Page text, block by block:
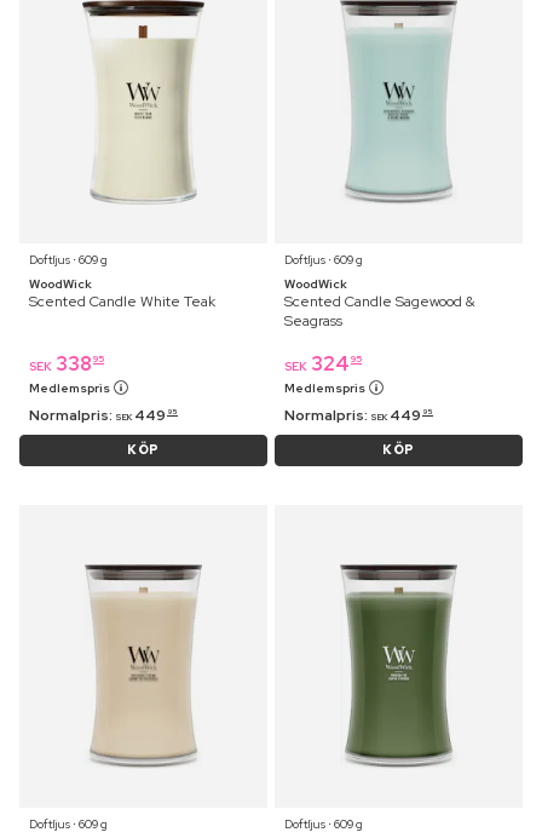
Doftljus ⋅ 609 g
WoodWick
Scented Candle White Teak
SEK 338 95
Medlemspris
Normalpris: SEK 449 95
KÖP
Doftljus ⋅ 609 g
WoodWick
Scented Candle Sagewood &
Seagrass
SEK 324 95
Medlemspris
Normalpris: SEK 449 95
KÖP
Doftljus ⋅ 609 g
Doftljus ⋅ 609 g